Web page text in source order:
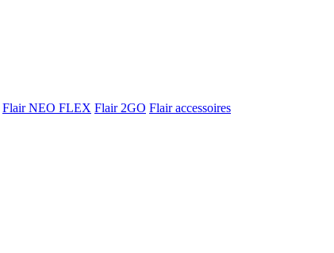
Flair NEO FLEX Flair 2GO Flair accessoires